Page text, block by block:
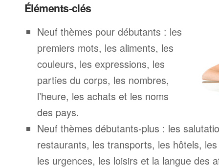
Éléments-clés
Neuf thèmes pour débutants : les
premiers mots, les aliments, les
couleurs, les expressions, les
parties du corps, les nombres,
l’heure, les achats et les noms
des pays.
Neuf thèmes débutants-plus : les
restaurants, les transports, les hôtels,
les urgences, les loisirs et la langue des